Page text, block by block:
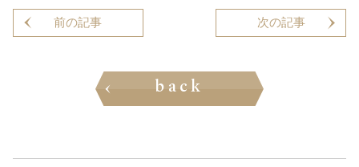
前の記事
前の記事はありません
back
次の記事
次の記事はありません